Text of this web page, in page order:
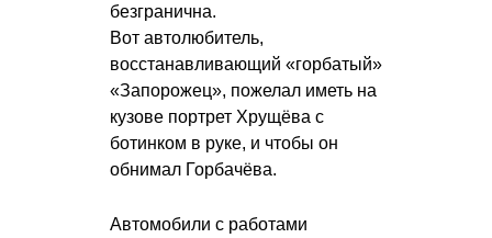
безгранична.
Вот автолюбитель,
восстанавливающий «горбатый»
«Запорожец», пожелал иметь на
кузове портрет Хрущёва с
ботинком в руке, и чтобы он
обнимал Горбачёва.
Автомобили с работами